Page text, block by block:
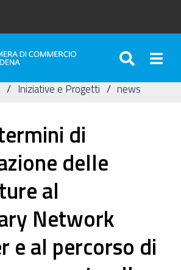
Iniziative e Progetti news
di
delle
al
Network
e al percorso di